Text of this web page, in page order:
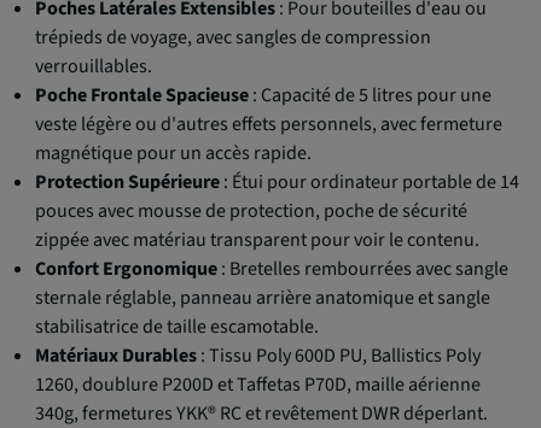
Poches Latérales Extensibles: Pour bouteilles d'eau ou
trépieds de voyage, avec sangles de compression
verrouillables.
Poche Frontale Spacieuse: Capacité de 5 litres pour une
veste légère ou d'autres effets personnels, avec fermeture
magnétique pour un accès rapide.
Protection Supérieure: Étui pour ordinateur portable de 14
pouces avec mousse de protection, poche de sécurité
zippée avec matériau transparent pour voir le contenu.
Confort Ergonomique: Bretelles rembourrées avec sangle
sternale réglable, panneau arrière anatomique et sangle
stabilisatrice de taille escamotable.
Matériaux Durables: Tissu Poly 600D PU, Ballistics Poly
1260, doublure P200D et Taffetas P70D, maille aérienne
340g, fermetures YKK® RC et revêtement DWR déperlant.